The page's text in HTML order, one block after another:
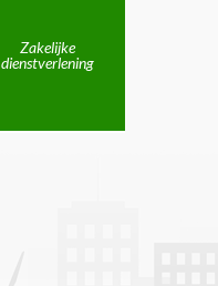
Zakelijke
dienstverlening